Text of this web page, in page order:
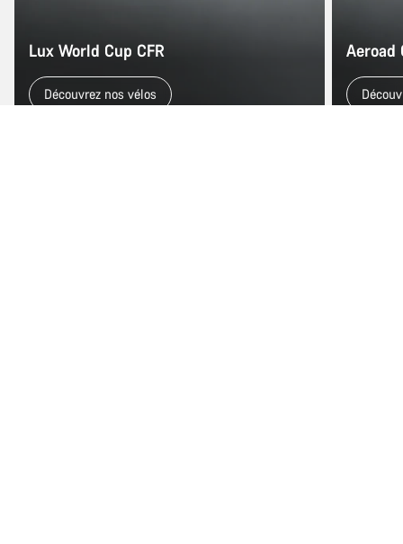
Lux World Cup CFR
Découvrez nos vélos
Aeroad